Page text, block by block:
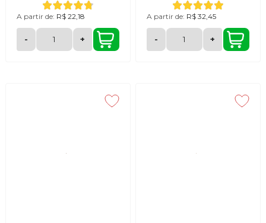
A partir de: R$ 22,18
- +
A partir de: R$ 32,45
- +